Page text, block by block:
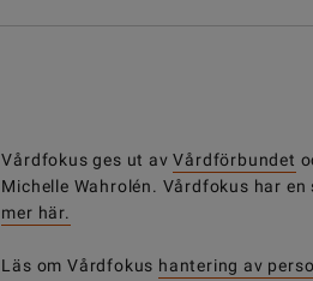
Vårdfokus ges ut avVårdförbundet
Michelle Wahrolén. Vårdfokus har
mer här.
Läs om Vårdfokus hantering av